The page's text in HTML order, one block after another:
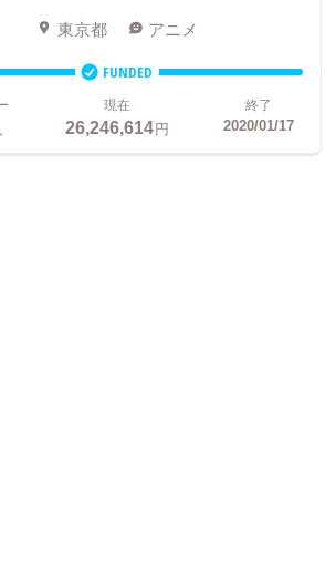
東京都 アニメ
FUNDED
現在
26,246,614円
終了
2020/01/17